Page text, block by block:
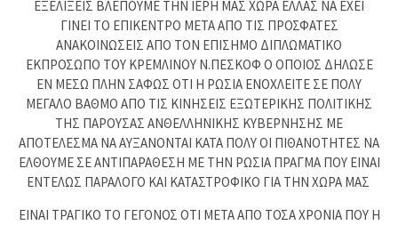
ΕΞΕΛΙΞΕΙΣ ΒΛΕΠΟΥΜΕ ΤΗΝ ΙΕΡΗ ΜΑΣ ΧΩΡΑ ΕΛΛΑΣ ΝΑ ΕΧΕΙ
ΓΙΝΕΙ ΤΟ ΕΠΙΚΕΝΤΡΟ ΜΕΤΑ ΑΠΟ ΤΙΣ ΠΡΟΣΦΑΤΕΣ
ΑΝΑΚΟΙΝΩΣΕΙΣ ΑΠΟ ΤΟΝ ΕΠΙΣΗΜΟ ΔΙΠΛΩΜΑΤΙΚΟ
ΕΚΠΡΟΣΩΠΟ ΤΟΥ ΚΡΕΜΛΙΝΟΥ Ν.ΠΕΣΚΟΦ Ο ΟΠΟΙΟΣ ΔΗΛΩΣΕ
ΕΝ ΜΕΣΩ ΠΛΗΝ ΣΑΦΩΣ ΟΤΙ Η ΡΩΣΙΑ ΕΝΟΧΛΕΙΤΕ ΣΕ ΠΟΛΥ
ΜΕΓΑΛΟ ΒΑΘΜΟ ΑΠΟ ΤΙΣ ΚΙΝΗΣΕΙΣ ΕΞΩΤΕΡΙΚΗΣ ΠΟΛΙΤΙΚΗΣ
ΤΗΣ ΠΑΡΟΥΣΑΣ ΑΝΘΕΛΛΗΝΙΚΗΣ ΚΥΒΕΡΝΗΣΗΣ ΜΕ
ΑΠΟΤΕΛΕΣΜΑ ΝΑ ΑΥΞΑΝΟΝΤΑΙ ΚΑΤΑ ΠΟΛΥ ΟΙ ΠΙΘΑΝΟΤΗΤΕΣ ΝΑ
ΕΛΘΟΥΜΕ ΣΕ ΑΝΤΙΠΑΡΑΘΕΣΗ ΜΕ ΤΗΝ ΡΩΣΙΑ ΠΡΑΓΜΑ ΠΟΥ ΕΙΝΑΙ
ΕΝΤΕΛΩΣ ΠΑΡΑΛΟΓΟ ΚΑΙ ΚΑΤΑΣΤΡΟΦΙΚΟ ΓΙΑ ΤΗΝ ΧΩΡΑ ΜΑΣ
ΕΙΝΑΙ ΤΡΑΓΙΚΟ ΤΟ ΓΕΓΟΝΟΣ ΟΤΙ ΜΕΤΑ ΑΠΟ ΤΟΣΑ ΧΡΟΝΙΑ ΠΟΥ Η